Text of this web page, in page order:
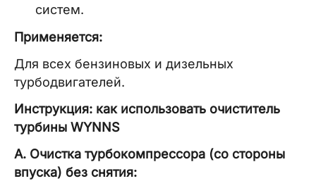
систем.
Применяется:
Для всех бензиновых и дизельных
турбодвигателей.
Инструкция: как использовать очиститель
турбины WYNNS
A. Очистка турбокомпрессора (со стороны
впуска) без снятия: